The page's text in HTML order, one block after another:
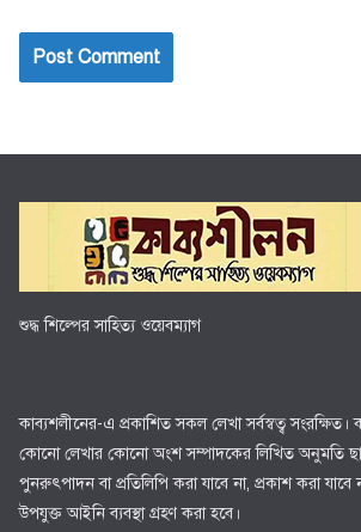
শুদ্ধ শিল্পের সাহিত্য ওয়েবম্যাগ
কাব্যশলীনের-এ প্রকাশিত সকল লেখা সর্বস্বত্ব সংরক্ষিত।
কোনো লেখার কোনো অংশ সম্পাদকের লিখিত অনুমতি
পুনরুৎপাদন বা প্রতিলিপি করা যাবে না, প্রকাশ করা
উপযুক্ত আইনি ব্যবস্থা গ্রহণ করা হবে।